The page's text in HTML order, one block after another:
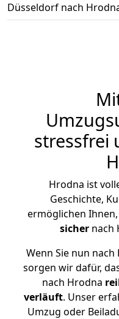
Düsseldorf nach
stressfrei
Hrodna ist
Geschichte,
ermöglichen Ihnen,
sicher nach
Wenn Sie nun
sorgen wir dafür,
nach Hrodna
verläuft. Unser
Umzug oder